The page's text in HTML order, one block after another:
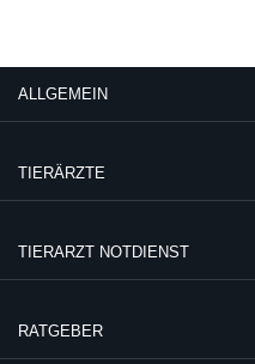
ALLGEMEIN
TIERÄRZTE
TIERARZT NOTDIENST
RATGEBER